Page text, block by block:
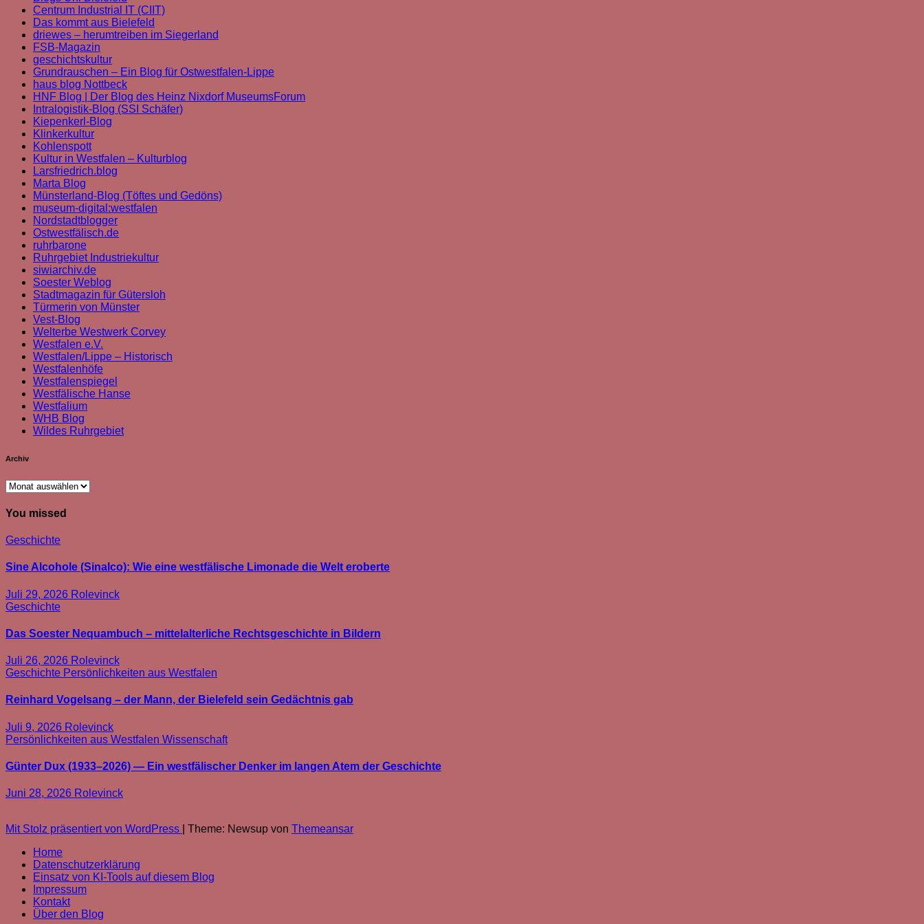
Centrum Industrial IT (CIIT)
Das kommt aus Bielefeld
driewes – herumtreiben im Siegerland
FSB-Magazin
geschichtskultur
Grundrauschen – Ein Blog für Ostwestfalen-Lippe
haus blog Nottbeck
HNF Blog | Der Blog des Heinz Nixdorf MuseumsForum
Intralogistik-Blog (SSI Schäfer)
Kiepenkerl-Blog
Klinkerkultur
Kohlenspott
Kultur in Westfalen – Kulturblog
Larsfriedrich.blog
Marta Blog
Münsterland-Blog (Töftes und Gedöns)
museum-digital:westfalen
Nordstadtblogger
Ostwestfälisch.de
ruhrbarone
Ruhrgebiet Industriekultur
siwiarchiv.de
Soester Weblog
Stadtmagazin für Gütersloh
Türmerin von Münster
Vest-Blog
Welterbe Westwerk Corvey
Westfalen e.V.
Westfalen/Lippe – Historisch
Westfalenhöfe
Westfalenspiegel
Westfälische Hanse
Westfalium
WHB Blog
Wildes Ruhrgebiet
Archiv
Archiv
You missed
Geschichte
Sine Alcohole (Sinalco): Wie eine westfälische Limonade die Welt eroberte
Juli 29, 2026 Rolevinck
Geschichte
Das Soester Nequambuch – mittelalterliche Rechtsgeschichte in Bildern
Juli 26, 2026 Rolevinck
Geschichte Persönlichkeiten aus Westfalen
Reinhard Vogelsang – der Mann, der Bielefeld sein Gedächtnis gab
Juli 9, 2026 Rolevinck
Persönlichkeiten aus Westfalen Wissenschaft
Günter Dux (1933–2026) — Ein westfälischer Denker im langen Atem der Geschichte
Juni 28, 2026 Rolevinck
Mit Stolz präsentiert von WordPress Theme: Newsup von Themeansar
Home
Datenschutzerklärung
Einsatz von KI-Tools auf diesem Blog
Impressum
Kontakt
Über den Blog